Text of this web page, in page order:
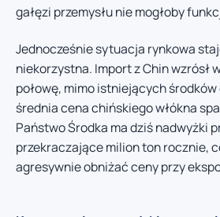
gałęzi przemysłu nie mogłoby
Jednocześnie sytuacja rynkowa
niekorzystna. Import z Chin wzrósł
połowę, mimo istniejących
średnia cena chińskiego włókna
Państwo Środka ma dziś nadwyżki
przekraczające milion ton rocznie,
agresywnie obniżać ceny przy